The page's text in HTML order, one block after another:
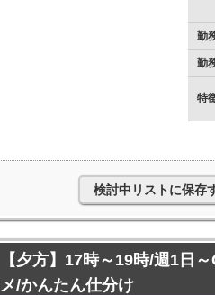
勤
勤
特
検討中リストに保存
【夕方】17時～19時/週1日
メ/かんたん仕分け